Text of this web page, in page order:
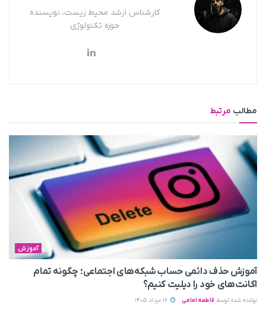
کارشناس ارشد محیط زیست، نویسنده
حوزه تکنولوژی
مطالب مرتبط
آموزش
آموزش حذف دائمی حساب شبکه‌های اجتماعی؛ چگونه تمام
اکانت‌های خود را دیلیت کنیم؟
نوشته شده توسط فاطمه امامی